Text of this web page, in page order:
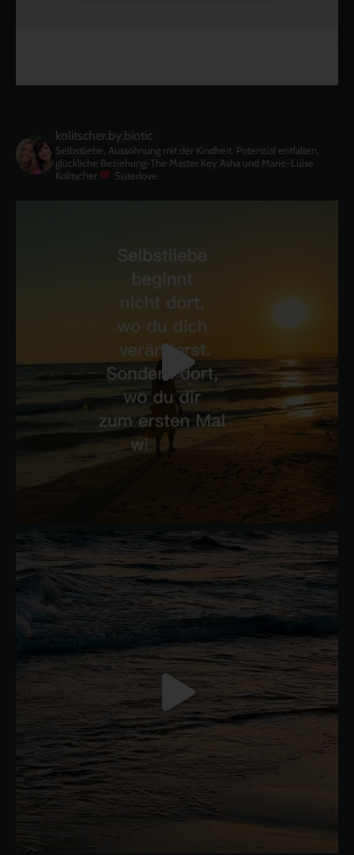
kolitscher.by.biotic
Selbstliebe, Aussöhnung mit der Kindheit, Potenzial entfalten,
glückliche Beziehung-The Master Key Asha und Marie-Luise
Kolitscher
Sisterlove